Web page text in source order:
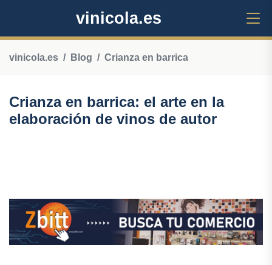
vinicola.es
vinicola.es Blog Crianza en barrica
Crianza en barrica: el arte en la
elaboración de vinos de autor